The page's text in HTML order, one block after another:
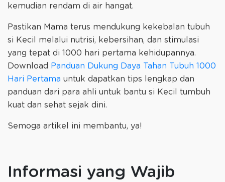
kemudian rendam di air hangat.
Pastikan Mama terus mendukung kekebalan tubuh
si Kecil melalui nutrisi, kebersihan, dan stimulasi
yang tepat di 1000 hari pertama kehidupannya.
Download
Panduan Dukung Daya Tahan Tubuh 1000
Hari Pertama untuk dapatkan tips lengkap dan
panduan dari para ahli untuk bantu si Kecil tumbuh
kuat dan sehat sejak dini.
Semoga artikel ini membantu, ya!
Informasi yang Wajib